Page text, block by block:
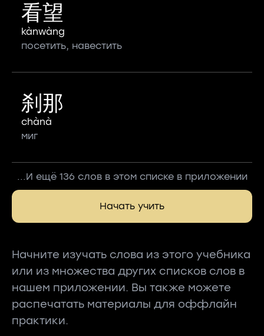
看望
kànwàng
посетить, навестить
刹那
chànà
миг
...И ещё 136 слов в этом списке в приложении
Начать учить
Начните изучать слова из этого учебника
или из множества других списков слов в
нашем приложении. Вы также можете
распечатать материалы для оффлайн
практики.